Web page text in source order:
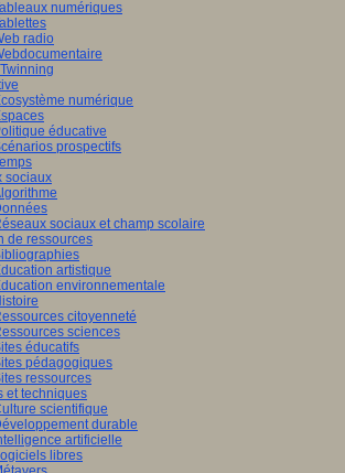
numériques
radio
numérique
éducative
prospectifs
sociaux
sociaux et champ scolaire
de ressources
artistique
environnementale
citoyenneté
sciences
éducatifs
pédagogiques
ressources
et techniques
scientifique
durable
artificielle
libres